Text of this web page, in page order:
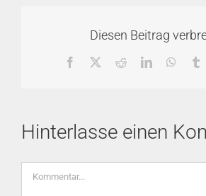
Diesen Beitrag
Facebook RedditLinkedIn
Hinterlasse einen
Kommentar